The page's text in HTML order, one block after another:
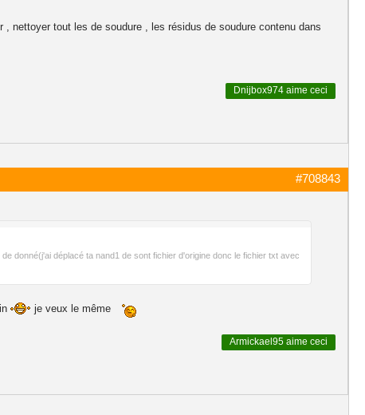
nettoyer tout les de soudure , les résidus de soudure contenu dans
Dnijbox974 aime ceci
#708843
donné(j'ai déplacé ta nand1 de sont fichier d'origine donc le fichier txt avec
je veux le même
Armickael95 aime ceci